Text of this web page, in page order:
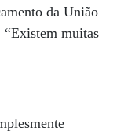
da União
“Existem muitas